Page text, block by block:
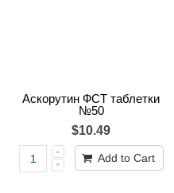
Аскорутин ФСТ таблетки
№50
$10.49
Add to Cart